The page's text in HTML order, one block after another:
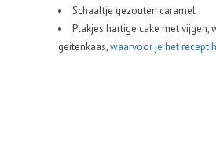
Schaaltje gezouten caramel
Plakjes hartige cake met vijgen,
geitenkaas,waarvoor je het recept